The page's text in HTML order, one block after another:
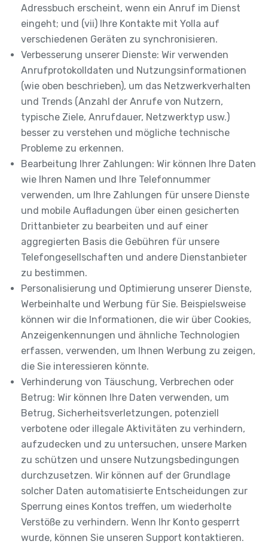
Adressbuch erscheint, wenn ein Anruf im Dienst
eingeht; und (vii) Ihre Kontakte mit Yolla auf
verschiedenen Geräten zu synchronisieren.
Verbesserung unserer Dienste: Wir verwenden
Anrufprotokolldaten und Nutzungsinformationen
(wie oben beschrieben), um das Netzwerkverhalten
und Trends (Anzahl der Anrufe von Nutzern,
typische Ziele, Anrufdauer, Netzwerktyp usw.)
besser zu verstehen und mögliche technische
Probleme zu erkennen.
Bearbeitung Ihrer Zahlungen: Wir können Ihre Daten
wie Ihren Namen und Ihre Telefonnummer
verwenden, um Ihre Zahlungen für unsere Dienste
und mobile Aufladungen über einen gesicherten
Drittanbieter zu bearbeiten und auf einer
aggregierten Basis die Gebühren für unsere
Telefongesellschaften und andere Dienstanbieter
zu bestimmen.
Personalisierung und Optimierung unserer Dienste,
Werbeinhalte und Werbung für Sie. Beispielsweise
können wir die Informationen, die wir über Cookies,
Anzeigenkennungen und ähnliche Technologien
erfassen, verwenden, um Ihnen Werbung zu zeigen,
die Sie interessieren könnte.
Verhinderung von Täuschung, Verbrechen oder
Betrug: Wir können Ihre Daten verwenden, um
Betrug, Sicherheitsverletzungen, potenziell
verbotene oder illegale Aktivitäten zu verhindern,
aufzudecken und zu untersuchen, unsere Marken
zu schützen und unsere Nutzungsbedingungen
durchzusetzen. Wir können auf der Grundlage
solcher Daten automatisierte Entscheidungen zur
Sperrung eines Kontos treffen, um wiederholte
Verstöße zu verhindern. Wenn Ihr Konto gesperrt
wurde, können Sie unseren Support kontaktieren.